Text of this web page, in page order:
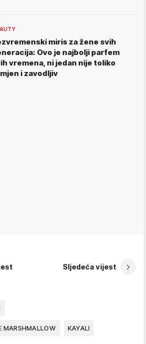
miris za žene svih
Ovo je najbolji parfem
vremena, ni jedan nije toliko
i zavodljiv
Sljedeća vijest
MARSHMALLOW KAYALI